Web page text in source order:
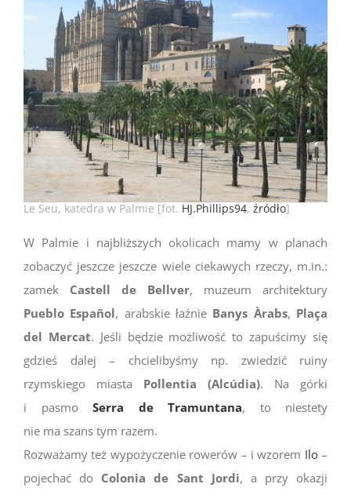
Le Seu, katedra w Palmie [fot. HJ.Phillips94, źródło]
W Palmie i najbliższych okolicach mamy w planach
zobaczyć jeszcze jeszcze wiele ciekawych rzeczy, m.in.:
zamek Castell de Bellver, muzeum architektury
Pueblo Español, arabskie łaźnie Banys Àrabs, Plaça
del Mercat. Jeśli będzie możliwość to zapuścimy się
gdzieś dalej – chcielibyśmy np. zwiedzić ruiny
rzymskiego miasta Pollentia (Alcúdia). Na górki
i pasmo Serra de Tramuntana, to niestety
nie ma szans tym razem.
Rozważamy też wypożyczenie rowerów – i wzorem Ilo–
pojechać do Colonia de Sant Jordi, a przy okazji